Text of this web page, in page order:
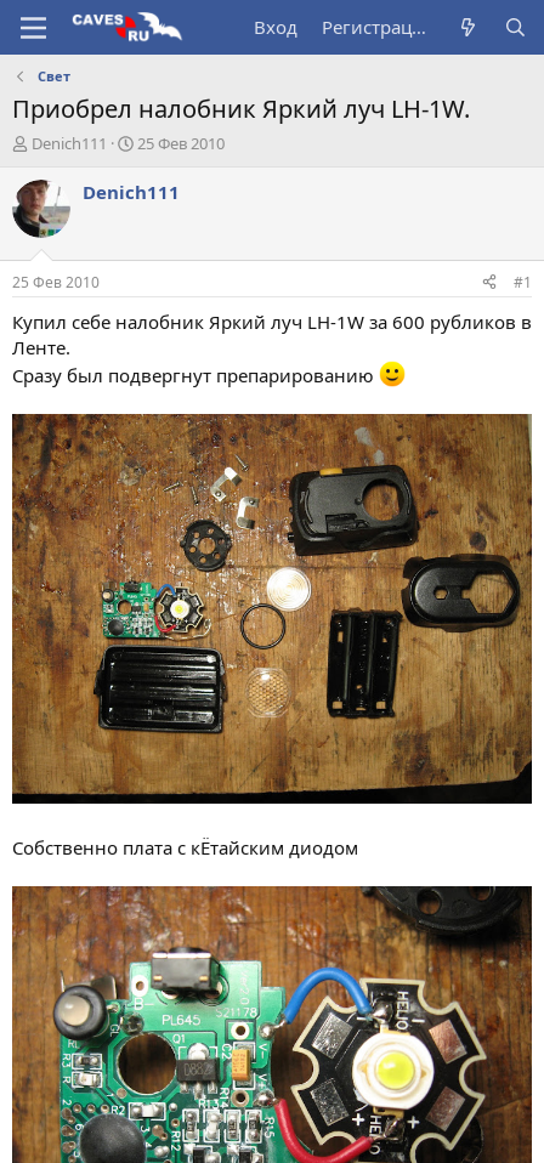
Вход Регистрация
Свет
Приобрел налобник Яркий луч LH-1W.
А
т
о
р
т
е
м
ы
Denich111
Д
т
а
л
25 Фев 2010
Denich111
25 Фев 2010 #1
Купил себе налобник Яркий луч LH-1W за 600 рубликов в
Ленте.
Сразу был подвергнут препарированию
Собственно плата с кЁтайским диодом